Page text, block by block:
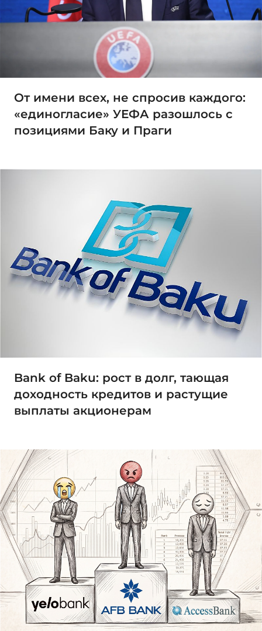
От имени всех, не спросив каждого:
«единогласие» УЕФА разошлось с
позициями Баку и Праги
Bank of Baku: рост в долг, тающая
доходность кредитов и растущие
выплаты акционерам